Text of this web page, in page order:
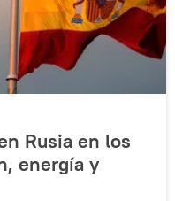
Rusia en los
energía y